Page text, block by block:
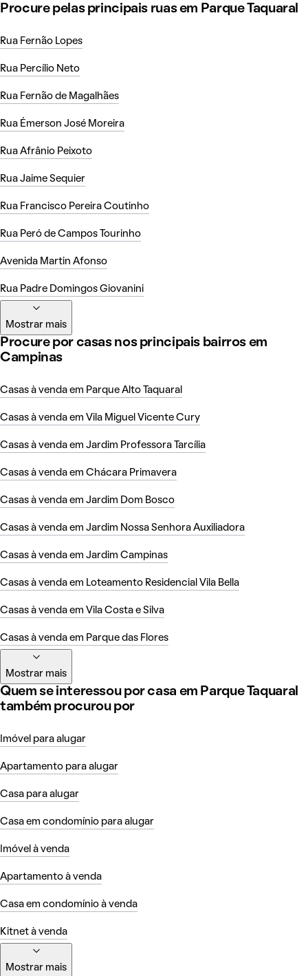
Procure pelas principais ruas em Parque Taquaral
Rua Fernão Lopes
Rua Percílio Neto
Rua Fernão de Magalhães
Rua Émerson José Moreira
Rua Afrânio Peixoto
Rua Jaime Sequier
Rua Francisco Pereira Coutinho
Rua Peró de Campos Tourinho
Avenida Martin Afonso
Rua Padre Domingos Giovanini
Mostrar mais
Procure por casas nos principais bairros em
Campinas
Casas à venda em Parque Alto Taquaral
Casas à venda em Vila Miguel Vicente Cury
Casas à venda em Jardim Professora Tarcília
Casas à venda em Chácara Primavera
Casas à venda em Jardim Dom Bosco
Casas à venda em Jardim Nossa Senhora Auxiliadora
Casas à venda em Jardim Campinas
Casas à venda em Loteamento Residencial Vila Bella
Casas à venda em Vila Costa e Silva
Casas à venda em Parque das Flores
Mostrar mais
Quem se interessou por casa em Parque Taquaral
também procurou por
Imóvel para alugar
Apartamento para alugar
Casa para alugar
Casa em condomínio para alugar
Imóvel à venda
Apartamento à venda
Casa em condomínio à venda
Kitnet à venda
Mostrar mais